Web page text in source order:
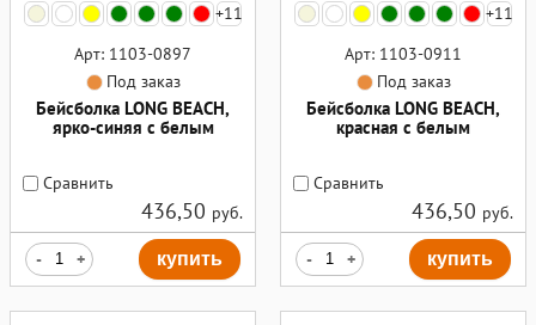
+11
Арт: 1103-0897
Под заказ
Бейсболка LONG BEACH,
ярко-синяя с белым
Сравнить
436,50 руб.
- + купить
+11
Арт: 1103-0911
Под заказ
Бейсболка LONG BEACH,
красная с белым
Сравнить
436,50 руб.
- + купить